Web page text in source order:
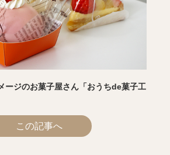
ージのお菓子屋さん「おうちde菓子工
この記事へ